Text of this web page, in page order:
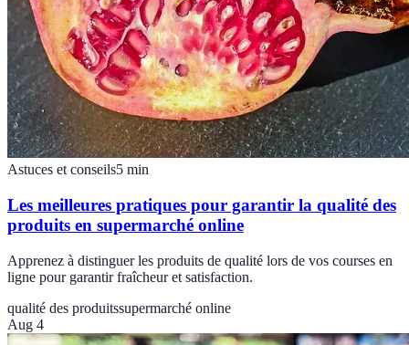
Astuces et conseils5 min
Les meilleures pratiques pour garantir la qualité des
produits en supermarché online
Apprenez à distinguer les produits de qualité lors de vos courses en
ligne pour garantir fraîcheur et satisfaction.
qualité des produitssupermarché online
Aug 4